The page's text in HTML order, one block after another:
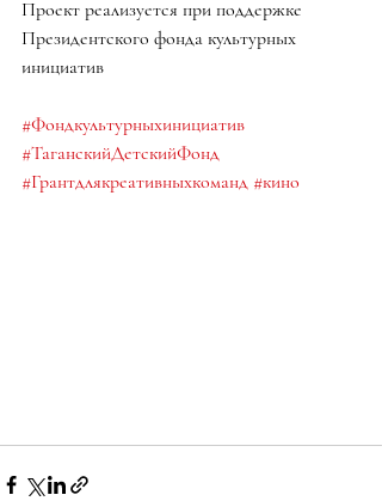
Проект реализуется при поддержке
Президентского фонда культурных
инициатив
#Фондкультурныхинициатив
#ТаганскийДетскийФонд
#Грантдлякреативныхкоманд #кино